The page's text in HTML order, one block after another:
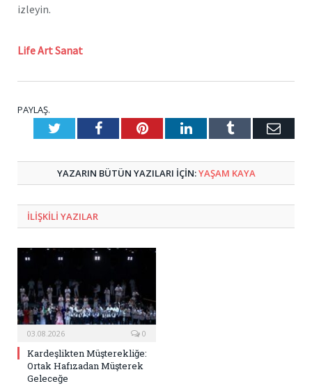
izleyin.
Life Art Sanat
PAYLAŞ.
TwitterFacebookPinterestLinkedInTumblr E-
YAZARIN BÜTÜN YAZILARI IÇIN:YAŞAM KAYA
ILIŞKILI YAZILAR
03.08.2026 0
Kardeşlikten Müşterekliğe:
Ortak Hafızadan Müşterek
Geleceğe